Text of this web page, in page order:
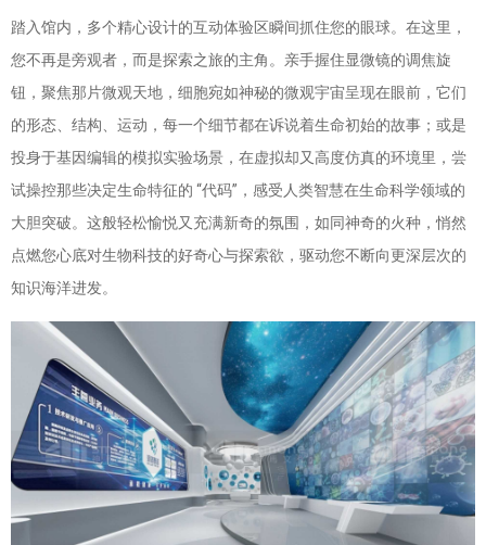
踏入馆内，多个精心设计的互动体验区瞬间抓住您的眼球。在这里，
您不再是旁观者，而是探索之旅的主角。亲手握住显微镜的调焦旋
钮，聚焦那片微观天地，细胞宛如神秘的微观宇宙呈现在眼前，它们
的形态、结构、运动，每一个细节都在诉说着生命初始的故事；或是
投身于基因编辑的模拟实验场景，在虚拟却又高度仿真的环境里，尝
试操控那些决定生命特征的 “代码”，感受人类智慧在生命科学领域的
大胆突破。这般轻松愉悦又充满新奇的氛围，如同神奇的火种，悄然
点燃您心底对生物科技的好奇心与探索欲，驱动您不断向更深层次的
知识海洋进发。